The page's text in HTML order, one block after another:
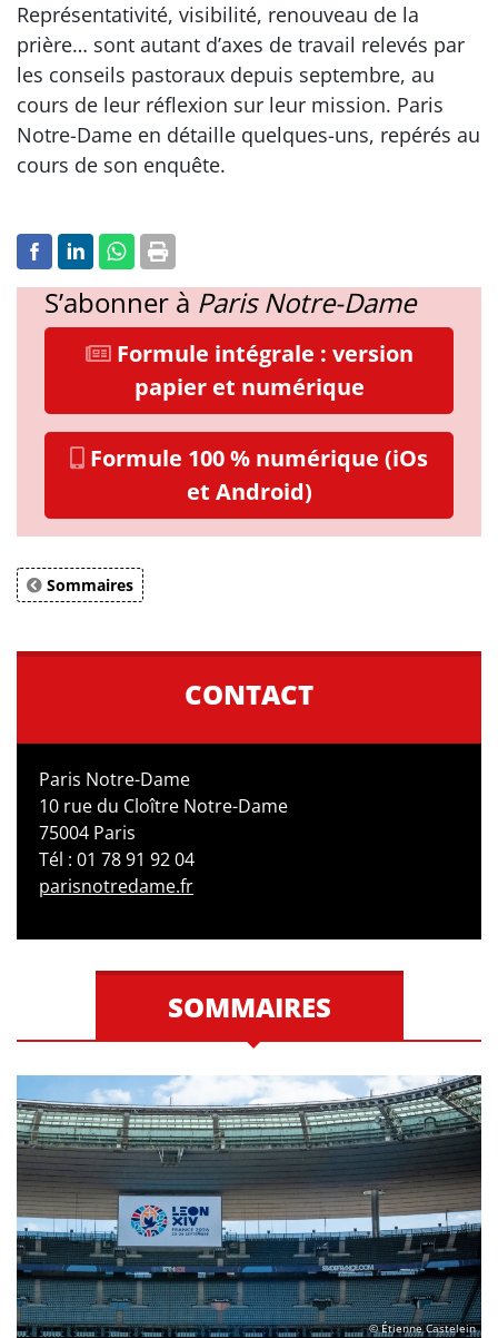
Représentativité, visibilité, renouveau de la
prière… sont autant d’axes de travail relevés par
les conseils pastoraux depuis septembre, au
cours de leur réflexion sur leur mission. Paris
Notre-Dame en détaille quelques-uns, repérés au
cours de son enquête.
S’abonner à Paris Notre-Dame
Formule intégrale : version
papier et numérique
Formule 100 % numérique (iOs
et Android)
Sommaires
CONTACT
Paris Notre-Dame
10 rue du Cloître Notre-Dame
75004 Paris
Tél : 01 78 91 92 04
parisnotredame.fr
SOMMAIRES
© Étienne Castelein